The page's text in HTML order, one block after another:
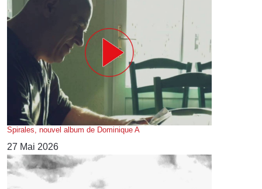
Spirales, nouvel album de Dominique A
27 Mai 2026